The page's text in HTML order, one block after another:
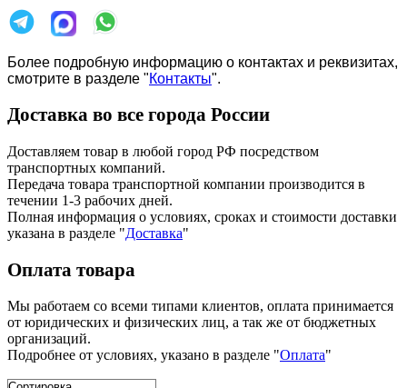
Более подробную информацию о контактах и реквизитах,
смотрите в разделе "Контакты".
Доставка во все города России
Доставляем товар в любой город РФ посредством
транспортных компаний.
Передача товара транспортной компании производится в
течении 1-3 рабочих дней.
Полная информация о условиях, сроках и стоимости доставки
указана в разделе "Доставка"
Оплата товара
Мы работаем со всеми типами клиентов, оплата принимается
от юридических и физических лиц, а так же от бюджетных
организаций.
Подробнее от условиях, указано в разделе "Оплата"